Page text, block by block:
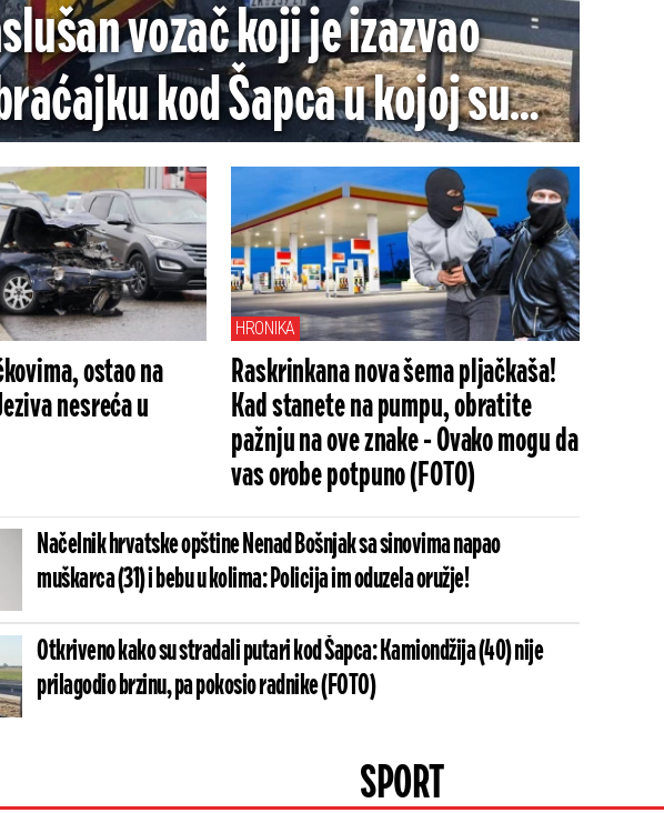
vozač koji je izazvao
kod Šapca u kojoj su
putari: Evo kako se branio
(FOTO)
ostao na
nesreća u
HRONIKA
Raskrinkana nova šema pljačkaša!
Kad stanete na pumpu, obratite
pažnju na ove znake - Ovako mogu da
vas orobe potpuno (FOTO)
Načelnik hrvatske opštine Nenad Bošnjak sa sinovima napao
muškarca (31) i bebu u kolima: Policija im oduzela oružje!
Otkriveno kako su stradali putari kod Šapca: Kamiondžija (40) nije
prilagodio brzinu, pa pokosio radnike (FOTO)
SPORT